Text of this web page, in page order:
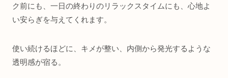
ク前にも、一日の終わりのリラックスタイムにも、心地よ
い安らぎを与えてくれます。
使い続けるほどに、キメが整い、内側から発光するような
透明感が宿る。